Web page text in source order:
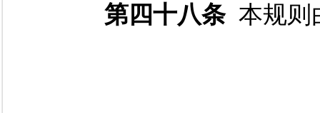
第四十八条本规则